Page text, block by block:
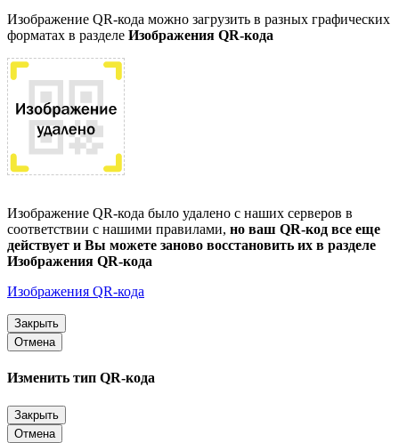
Изображение QR-кода можно загрузить в разных графических
форматах в разделе Изображения QR-кода
Изображение QR-кода было удалено с наших серверов в
соответствии с нашими правилами, но ваш QR-код все еще
действует и Вы можете заново восстановить их в разделе
Изображения QR-кода
Изображения QR-кода
Закрыть
Отмена
Изменить тип QR-кода
Закрыть
Отмена